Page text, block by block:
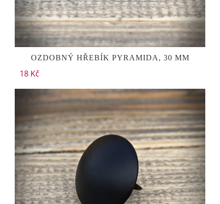
OZDOBNÝ HŘEBÍK PYRAMIDA, 30 MM
18 Kč